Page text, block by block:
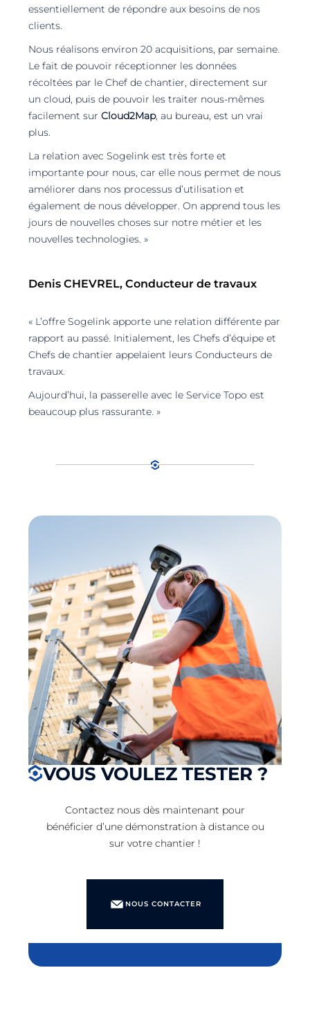
essentiellement de répondre aux besoins de nos
clients.
Nous réalisons environ 20 acquisitions, par semaine.
Le fait de pouvoir réceptionner les données
récoltées par le Chef de chantier, directement sur
un cloud, puis de pouvoir les traiter nous-mêmes
facilement sur Cloud2Map, au bureau, est un vrai
plus.
La relation avec Sogelink est très forte et
importante pour nous, car elle nous permet de nous
améliorer dans nos processus d’utilisation et
également de nous développer. On apprend tous les
jours de nouvelles choses sur notre métier et les
nouvelles technologies. »
Denis CHEVREL, Conducteur de travaux
« L’offre Sogelink apporte une relation différente par
rapport au passé. Initialement, les Chefs d’équipe et
Chefs de chantier appelaient leurs Conducteurs de
travaux.
Aujourd’hui, la passerelle avec le Service Topo est
beaucoup plus rassurante. »
VOUS VOULEZ TESTER ?
Contactez nous dès maintenant pour
bénéficier d’une démonstration à distance ou
sur votre chantier !
NOUS CONTACTER